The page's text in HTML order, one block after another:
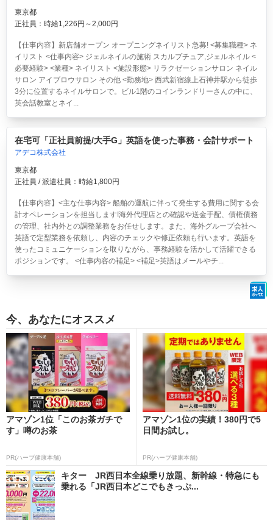
東京都
正社員：時給1,226円～2,000円
【仕事内容】新店舗オープン オープニングネイリスト急募! <募集職種> ネ
イリスト <仕事内容> ジェルネイルの施術 スカルプチュア,ジェルネイル <
必要経験> <業種> ネイリスト <施設形態> リラクゼーションサロン ネイル
サロン アイブロウサロン その他 <勤務地> 西武新宿線上石神井駅から徒歩
3分に位置するネイルサロンで。ビル1階のコインランドリーさんの中に、
英会話教室とネイ...
在宅可「正社員前提/大手G」英語を使った事務・会計サポート
アデコ株式会社
東京都
正社員 / 派遣社員：時給1,800円
【仕事内容】<主な仕事内容> 船舶の運航に伴って発生する費用に関する会
計オペレーションを担当します!海外代理店との確認や送金手配、債権債務
の管理、社内外との調整業務をお任せします。また、海外グループ会社へ
英語で定型業務を依頼し、内容のチェックや修正依頼も行います。英語を
使ったコミュニケーションを取りながら、事務経験を活かして活躍できる
ポジションです。 <仕事内容の補足> <補足>英語はメールやチ...
今、あなたにオススメ
アマゾン1位「このお茶ガチで
す」噂のお茶
PR(ハーブ健康本舗)
アマゾン1位の実績！380円で5
日間お試し。
PR(ハーブ健康本舗)
キター JR西日本全線乗り放題、新幹線・特急にも
乗れる「JR西日本どこでもきっぷ...